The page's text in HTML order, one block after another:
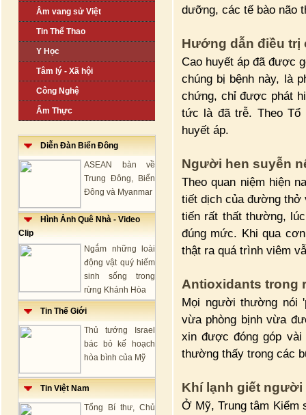
Âm vang sử Việt
Tin Thể Thao
Y Học
Tâm lý - Xã hội
Công Nghệ
Ẩm Thực
Diễn Đàn Biển Đông
ASEAN bàn về
Trung Đông, Biển
Đông và Myanmar
Hình Ảnh Quê Nhà - Video
Clip
Ngắm những loài
động vật quý hiếm
sinh sống trong
rừng Khánh Hòa
Tin Thế Giới
Thủ tướng Israel
bác bỏ kế hoạch
hòa bình của Mỹ
Tin Việt Nam
Tổng Bí thư, Chủ
dưỡng, các tế bào não
Hướng dẫn điều trị
Cao huyết áp đã được
chúng bị bệnh này, là
chứng, chỉ được phát
tức là đã trễ. Theo
huyết áp.
Người hen suyễn
Theo quan niệm hiện
tiết dịch của đường thở
tiến rất thất thường,
đúng mức. Khi qua
thật ra quá trình viêm
Antioxidants trong
Mọi người thường nói
vừa phòng bịnh vừa
xin được đóng góp
thường thấy trong các
Khí lạnh giết người
Ở Mỹ, Trung tâm Kiểm